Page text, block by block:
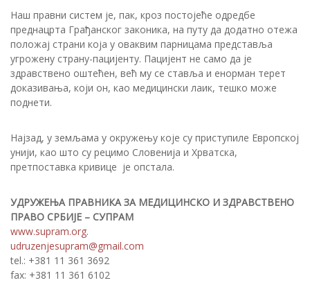
Наш правни систем је, пак, кроз постојеће одредбе
преднацрта Грађанског законика, на путу да додатно отежа
положај страни која у оваквим парницама представља
угрожену страну-пацијенту. Пацијент не само да је
здравствено оштећен, већ му се ставља и енорман терет
доказивања, који он, као медицински лаик, тешко може
поднети.
Најзад, у земљама у окружењу које су приступиле Европској
унији, као што су рецимо Словенија и Хрватска,
претпоставка кривице је опстала.
УДРУЖЕЊА ПРАВНИКА ЗА МЕДИЦИНСКО И ЗДРАВСТВЕНО
ПРАВО СРБИЈЕ – СУПРАМ
www.supram.org.
udruzenjesupram@gmail.com
tel.: +381 11 361 3692
fax: +381 11 361 6102